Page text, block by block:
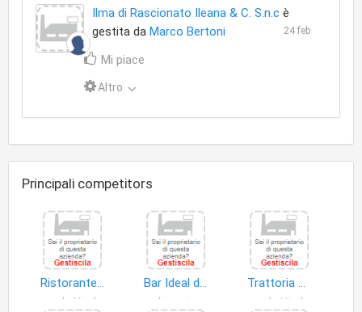
Ilma di Rascionato Ileana & C. S.n.c è
gestita da Marco Bertoni 24 feb
Mi piace
Altro
Principali competitors
Ristorante Al Cardinale
Bar Ideal di Quendolo Marco
birrerie
Trattoria Al Pessar